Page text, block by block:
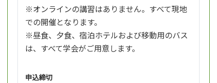
※オンラインの講習はありません。すべて現地
での開催となります。
※昼食、夕食、宿泊ホテルおよび移動用のバス
は、すべて学会がご用意します。
申込締切